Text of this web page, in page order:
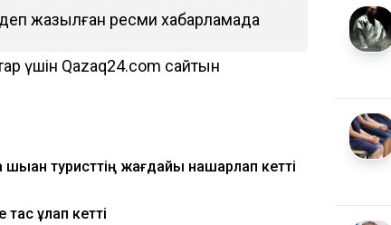
деп жазылған ресми хабарламада
үшін Qazaq24.com сайтын
туристтің жағдайы нашарлап кетті
құлап кетті